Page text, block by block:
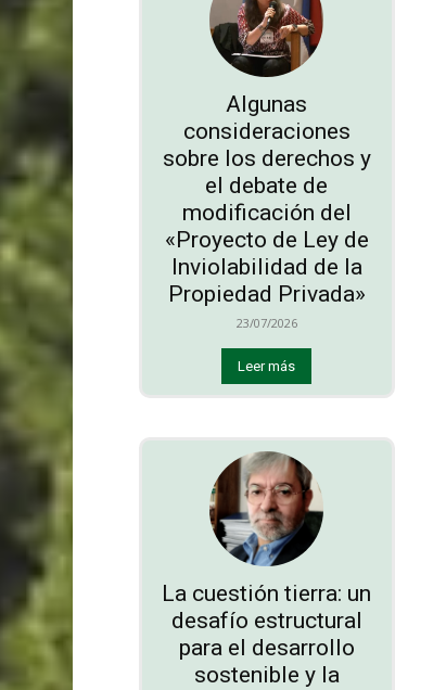
Algunas
consideraciones
sobre los derechos y
el debate de
modificación del
«Proyecto de Ley de
Inviolabilidad de la
Propiedad Privada»
23/07/2026
Leer más
La cuestión tierra: un
desafío estructural
para el desarrollo
sostenible y la